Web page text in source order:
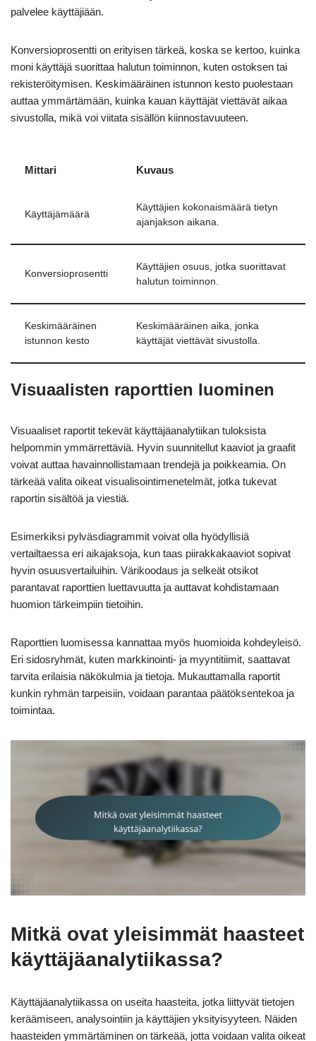
palvelee käyttäjiään.
Konversioprosentti on erityisen tärkeä, koska se kertoo, kuinka
moni käyttäjä suorittaa halutun toiminnon, kuten ostoksen tai
rekisteröitymisen. Keskimääräinen istunnon kesto puolestaan
auttaa ymmärtämään, kuinka kauan käyttäjät viettävät aikaa
sivustolla, mikä voi viitata sisällön kiinnostavuuteen.
Mittari Kuvaus
Käyttäjämäärä
Käyttäjien kokonaismäärä tietyn
ajanjakson aikana.
Konversioprosentti
Käyttäjien osuus, jotka suorittavat
halutun toiminnon.
Keskimääräinen
istunnon kesto
Keskimääräinen aika, jonka
käyttäjät viettävät sivustolla.
Visuaalisten raporttien luominen
Visuaaliset raportit tekevät käyttäjäanalytiikan tuloksista
helpommin ymmärrettäviä. Hyvin suunnitellut kaaviot ja graafit
voivat auttaa havainnollistamaan trendejä ja poikkeamia. On
tärkeää valita oikeat visualisointimenetelmät, jotka tukevat
raportin sisältöä ja viestiä.
Esimerkiksi pylväsdiagrammit voivat olla hyödyllisiä
vertailtaessa eri aikajaksoja, kun taas piirakkakaaviot sopivat
hyvin osuusvertailuihin. Värikoodaus ja selkeät otsikot
parantavat raporttien luettavuutta ja auttavat kohdistamaan
huomion tärkeimpiin tietoihin.
Raporttien luomisessa kannattaa myös huomioida kohdeyleisö.
Eri sidosryhmät, kuten markkinointi- ja myyntitiimit, saattavat
tarvita erilaisia näkökulmia ja tietoja. Mukauttamalla raportit
kunkin ryhmän tarpeisiin, voidaan parantaa päätöksentekoa ja
toimintaa.
Mitkä ovat yleisimmät haasteet
käyttäjäanalytiikassa?
Käyttäjäanalytiikassa on useita haasteita, jotka liittyvät tietojen
keräämiseen, analysointiin ja käyttäjien yksityisyyteen. Näiden
haasteiden ymmärtäminen on tärkeää, jotta voidaan valita oikeat